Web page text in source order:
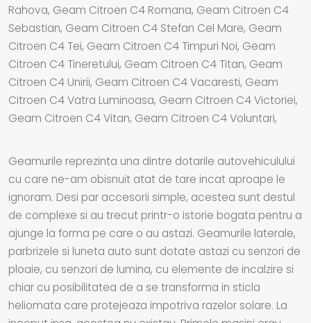
Rahova, Geam Citroen C4 Romana, Geam Citroen C4
Sebastian, Geam Citroen C4 Stefan Cel Mare, Geam
Citroen C4 Tei, Geam Citroen C4 Timpuri Noi, Geam
Citroen C4 Tineretului, Geam Citroen C4 Titan, Geam
Citroen C4 Unirii, Geam Citroen C4 Vacaresti, Geam
Citroen C4 Vatra Luminoasa, Geam Citroen C4 Victoriei,
Geam Citroen C4 Vitan, Geam Citroen C4 Voluntari,
Geamurile reprezinta una dintre dotarile autovehiculului
cu care ne-am obisnuit atat de tare incat aproape le
ignoram. Desi par accesorii simple, acestea sunt destul
de complexe si au trecut printr-o istorie bogata pentru a
ajunge la forma pe care o au astazi. Geamurile laterale,
parbrizele si luneta auto sunt dotate astazi cu senzori de
ploaie, cu senzori de lumina, cu elemente de incalzire si
chiar cu posibilitatea de a se transforma in sticla
heliomata care protejeaza impotriva razelor solare. La